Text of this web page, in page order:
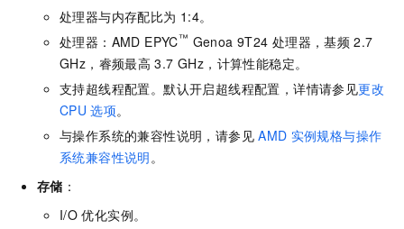
处理器与内存配比为 1:4。
处理器：AMD EPYC™ Genoa 9T24 处理器，基频 2.7
GHz，睿频最高 3.7 GHz，计算性能稳定。
支持超线程配置。默认开启超线程配置，详情请参见更改
CPU 选项。
与操作系统的兼容性说明，请参见 AMD 实例规格与操作
系统兼容性说明 。
存储 ：
I/O 优化实例。